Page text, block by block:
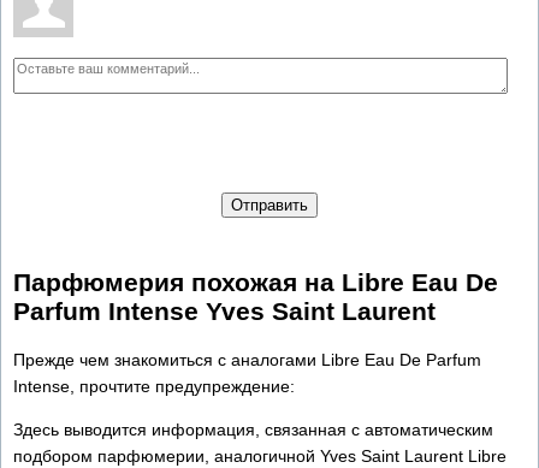
Отправить
Парфюмерия похожая на Libre Eau De
Parfum Intense Yves Saint Laurent
Прежде чем знакомиться с аналогами Libre Eau De Parfum
Intense, прочтите предупреждение:
Здесь выводится информация, связанная с автоматическим
подбором парфюмерии, аналогичной Yves Saint Laurent Libre